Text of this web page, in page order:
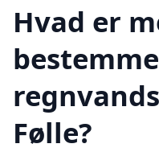
Hvad er
Følle?